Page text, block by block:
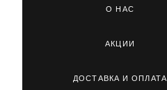
О НАС
АКЦИИ
ДОСТАВКА И ОПЛАТА